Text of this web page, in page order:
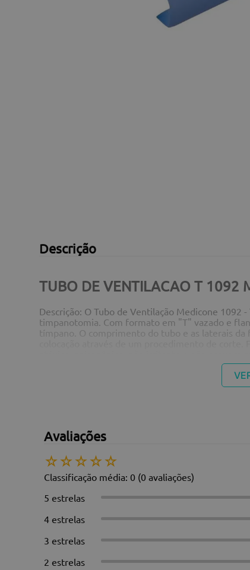
Descrição
TUBO DE VENTILACAO T 1092
Descrição: O Tubo de Ventilação Medicone 1092
timpanotomia. Com formato em "T" vazado e
tímpano. O comprimento do tubo e as laterais da
tratamento de disfunções da trompa de
secreções e estabelece comunicação entre a
de Eustáquio não responde a terapias
final. Estamos à disposição para esclarecer
Avaliações
☆☆☆☆☆
Classificação média: 0 (0 avaliações)
5 estrelas
4 estrelas
3 estrelas
2 estrelas